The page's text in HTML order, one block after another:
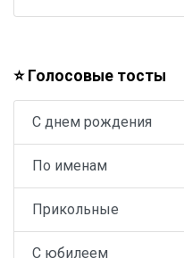
⭐ Голосовые тосты
С днем рождения
По именам
Прикольные
С юбилеем